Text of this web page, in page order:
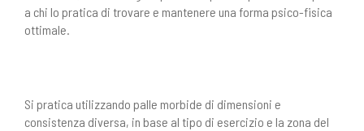
a chi lo pratica di trovare e mantenere una forma psico-fisica
ottimale.
Si pratica utilizzando palle morbide di dimensioni e
consistenza diversa, in base al tipo di esercizio e la zona del